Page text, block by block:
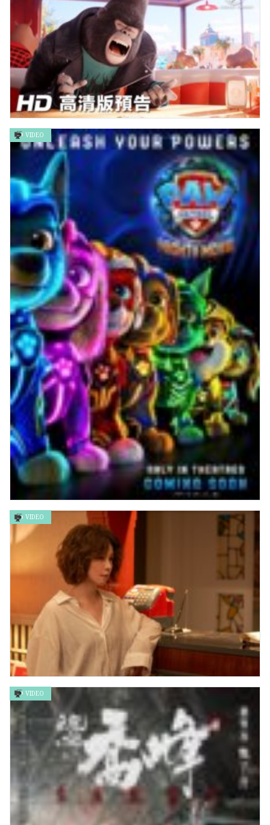
《星夢動物園2》
汪汪隊立大功：超班大電影 PAW PATROL: THE MIGHTY
MOVIE IS IN THEATRES
VIDEO
初戀慢半拍 Mama Boy
VIDEO
VIDEO